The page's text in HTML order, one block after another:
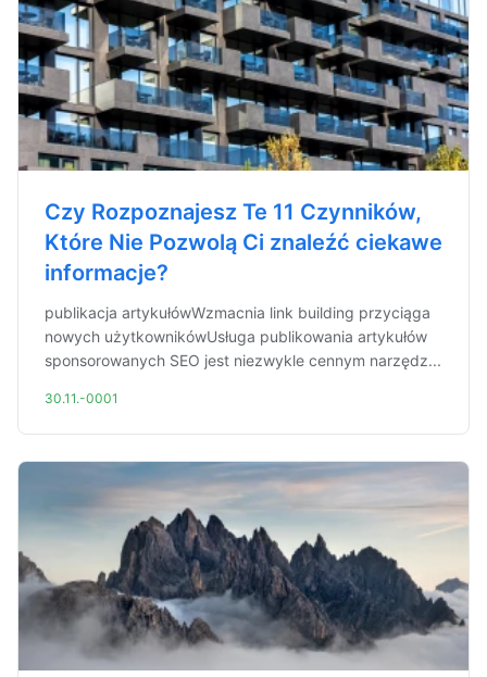
Czy Rozpoznajesz Te 11 Czynników,
Które Nie Pozwolą Ci znaleźć ciekawe
informacje?
publikacja artykułówWzmacnia link building przyciąga
nowych użytkownikówUsługa publikowania artykułów
sponsorowanych SEO jest niezwykle cennym narzędz...
30.11.-0001